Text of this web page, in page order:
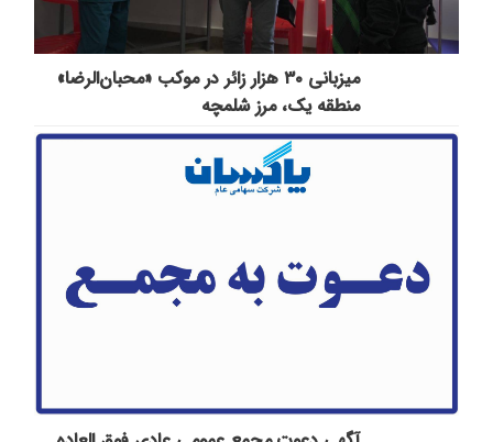
میزبانی ۳۰ هزار زائر در موکب «محبان‌الرضا»
منطقه یک، مرز شلمچه